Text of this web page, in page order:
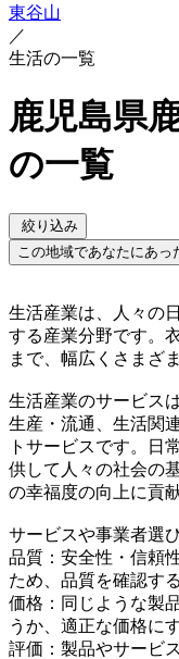
東谷山
／
生活の一覧
鹿児島県
の一覧
絞り込み
この地域であなたにあ
生活産業は、人々の
する産業分野です。
まで、幅広くさまざ
生活産業のサービス
生産・流通、生活関
トサービスです。日
供して人々の社会の
の幸福度の向上に貢
サービスや事業者選
品質：安全性・信頼
ため、品質を確認する
価格：同じような製
うか、適正な価格に
評価：製品やサービ